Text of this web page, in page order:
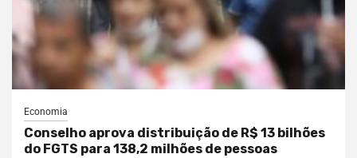
Economia
Conselho aprova distribuição de R$ 13 bilhões
do FGTS para 138,2 milhões de pessoas